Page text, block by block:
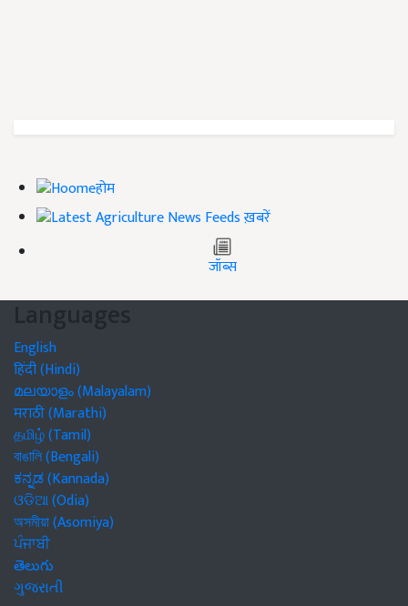
होम
ख़बरें
जॉब्स
Languages
English
हिंदी (Hindi)
മലയാളം (Malayalam)
मराठी (Marathi)
தமிழ் (Tamil)
বাঙালি (Bengali)
ಕನ್ನಡ (Kannada)
ଓଡିଆ (Odia)
অসমীয়া (Asomiya)
ਪੰਜਾਬੀ
తెలుగు
ગુજરાતી